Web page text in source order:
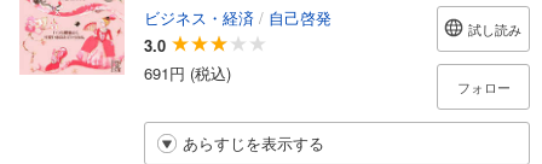
ビジネス・経済 / 自己啓発
3.0
691円 (税込)
試し読み
フォロー
あらすじを表示する